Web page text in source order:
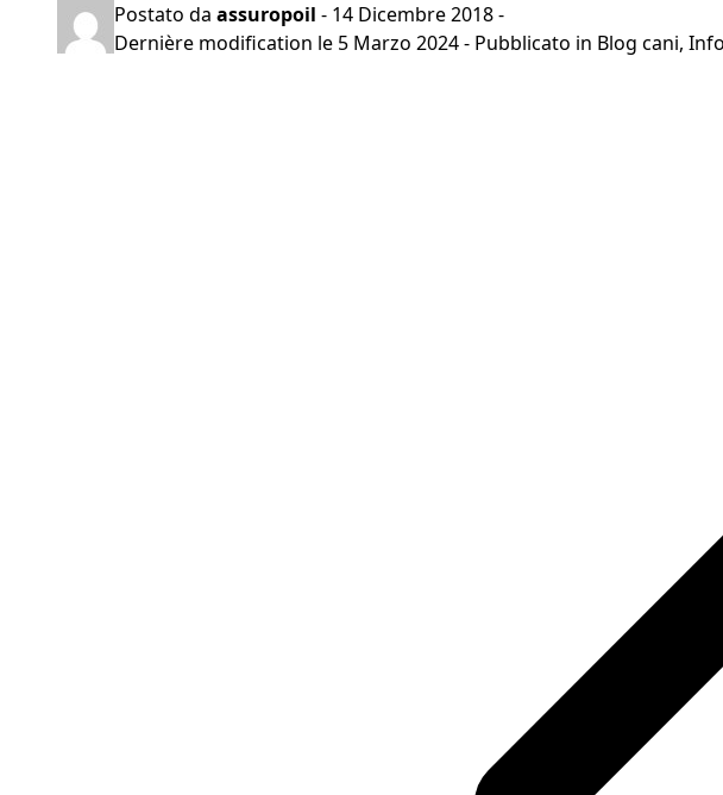
Postato da assuropoil - 14 Dicembre 2018-
Dernière modification le 5 Marzo 2024- Pubblicato in Blog cani,